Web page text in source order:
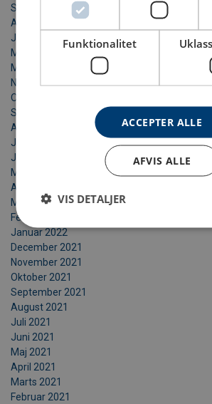
September 2023
August 2023
Juni 2023
Maj 2023
Marts 2023
November 2022
Oktober 2022
September 2022
August 2022
Juli 2022
Juni 2022
Maj 2022
April 2022
Marts 2022
Februar 2022
Januar 2022
December 2021
November 2021
Oktober 2021
September 2021
August 2021
Juli 2021
Juni 2021
Maj 2021
April 2021
Marts 2021
Februar 2021
Funktionalitet
ACCEPTER ALLE
AFVIS ALLE
VIS DETALJER